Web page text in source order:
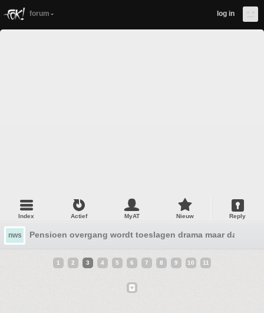
forum log in
Index Actief MyAT Nieuw Reply
nws Pensioen overgang wordt toeslagen drama maar dan veel
1 2 3 4 5 6 7 8 9 10 11